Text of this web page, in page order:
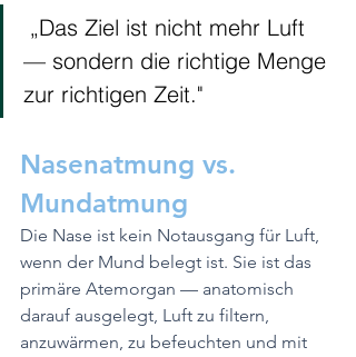
— sondern die richtige Menge
zur richtigen Zeit."
Nasenatmung vs.
Mundatmung
Die Nase ist kein Notausgang für Luft,
wenn der Mund belegt ist. Sie ist das
primäre Atemorgan — anatomisch
darauf ausgelegt, Luft zu filtern,
anzuwärmen, zu befeuchten und mit